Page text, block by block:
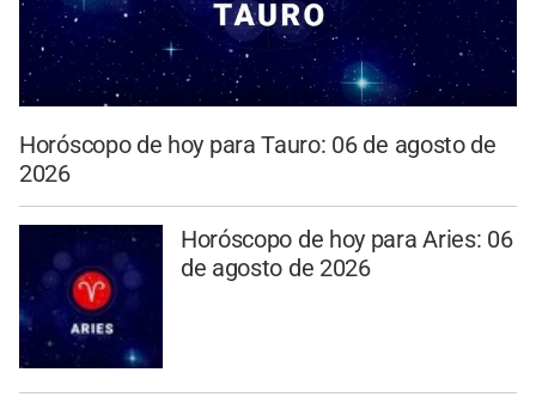
Horóscopo de hoy para Tauro: 06 de agosto de
2026
Horóscopo de hoy para Aries: 06
de agosto de 2026